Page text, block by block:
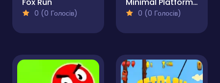
Fox Run
0 (0 Голосів)
Minimal Platformer Runner
0 (0 Голосів)